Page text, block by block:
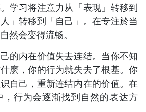
学习将注意力从「表现」转移到
」转移到「自己」。在专注於当
然会变得流畅。
的内在价值失去连结。当你不知
麽，你的行为就失去了根基。你
自己，重新连结内在的价值。在
行为会逐渐找到自然的表达方